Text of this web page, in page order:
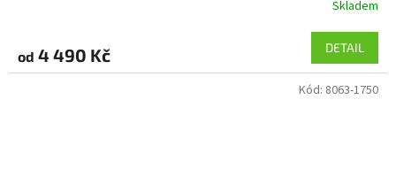
Skladem
od 4 490 Kč DETAIL
Kód: 8063-1750